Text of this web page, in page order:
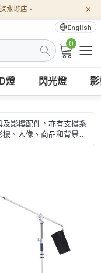
水埗店。 ×
English
0
燈 閃光燈
影樓配件，亦有支撐系
、人像、商品和背景拍